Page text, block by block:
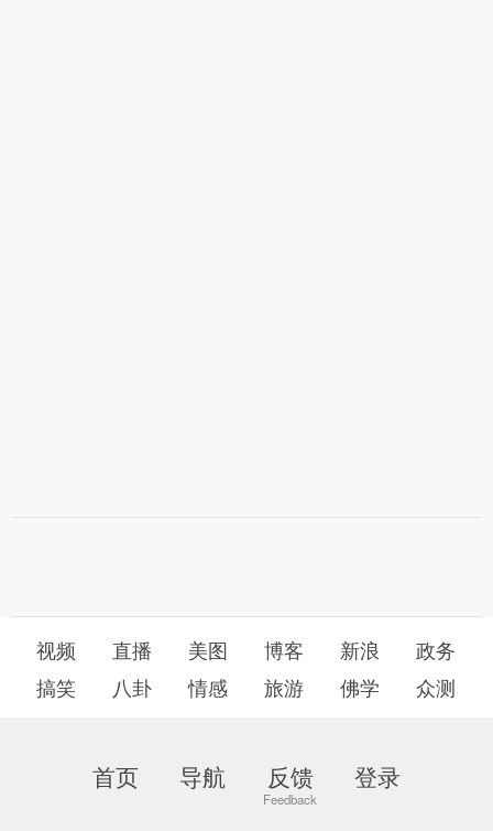
视频 直播 美图 博客 新浪
政务
搞笑
八卦 情感 旅游 佛学 众测
首页 导航 反馈 登录